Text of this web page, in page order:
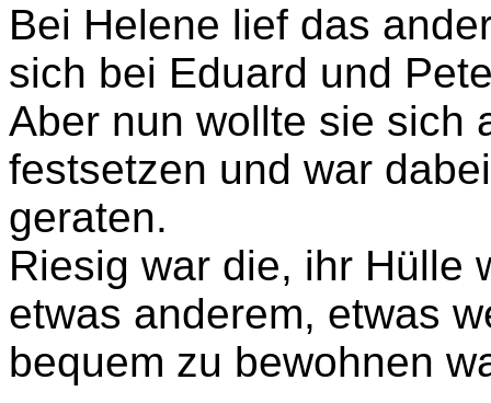
Bei Helene lief das
sich bei Eduard und
Aber nun wollte sie sich
festsetzen und war
geraten.
Riesig war die, ihr Hülle
etwas anderem, etwas
bequem zu bewohnen